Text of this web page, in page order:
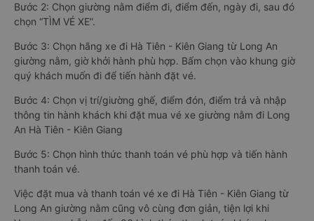
Bước 2: Chọn giường nằm điểm đi, điểm đến, ngày đi, sau đó
chọn “TÌM VÉ XE”.
Bước 3: Chọn hãng xe đi Hà Tiên - Kiên Giang từ Long An
giường nằm, giờ khởi hành phù hợp. Bấm chọn vào khung giờ
quý khách muốn đi để tiến hành đặt vé.
Bước 4: Chọn vị trí/giường ghế, điểm đón, điểm trả và nhập
thông tin hành khách khi đặt mua vé xe giường nằm đi Long
An Hà Tiên - Kiên Giang
Bước 5: Chọn hình thức thanh toán vé phù hợp và tiến hành
thanh toán vé.
Việc đặt mua và thanh toán vé xe đi Hà Tiên - Kiên Giang từ
Long An giường nằm cũng vô cùng đơn giản, tiện lợi khi